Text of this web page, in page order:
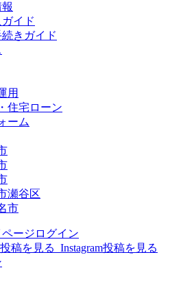
イド
きガイド
用
住宅ローン
ーム
瀬谷区
市
ページログイン
稿を見る Instagram投稿を見る